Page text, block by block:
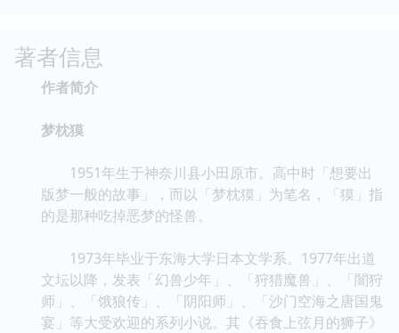
著者信息
作者简介
梦枕獏
1951年生于神奈川县小田原市。高中时「想要出
版梦一般的故事」，而以「梦枕獏」为笔名，「獏」指
的是那种吃掉恶梦的怪兽。
1973年毕业于东海大学日本文学系。1977年出道
文坛以降，发表「幻兽少年」、「狩猎魔兽」、「闇狩
师」、「饿狼传」、「阴阳师」、「沙门空海之唐国鬼
宴」等大受欢迎的系列小说。其《吞食上弦月的狮子》